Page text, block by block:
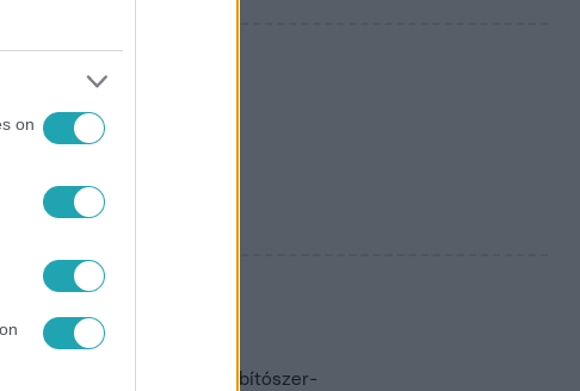
on
T. Danny
a hírt, miközben
előadó ellen ugyanis kábítószer-